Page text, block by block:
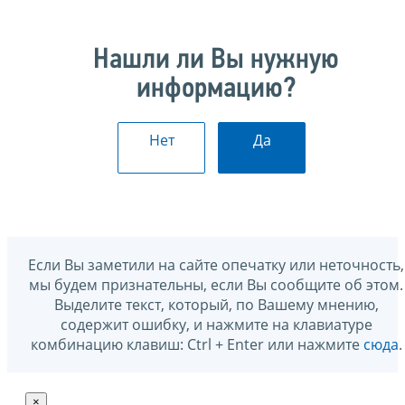
Нашли ли Вы нужную
информацию?
Нет Да
Если Вы заметили на сайте опечатку или неточность,
мы будем признательны, если Вы сообщите об этом.
Выделите текст, который, по Вашему мнению,
содержит ошибку, и нажмите на клавиатуре
комбинацию клавиш: Ctrl + Enter или нажмите сюда.
×